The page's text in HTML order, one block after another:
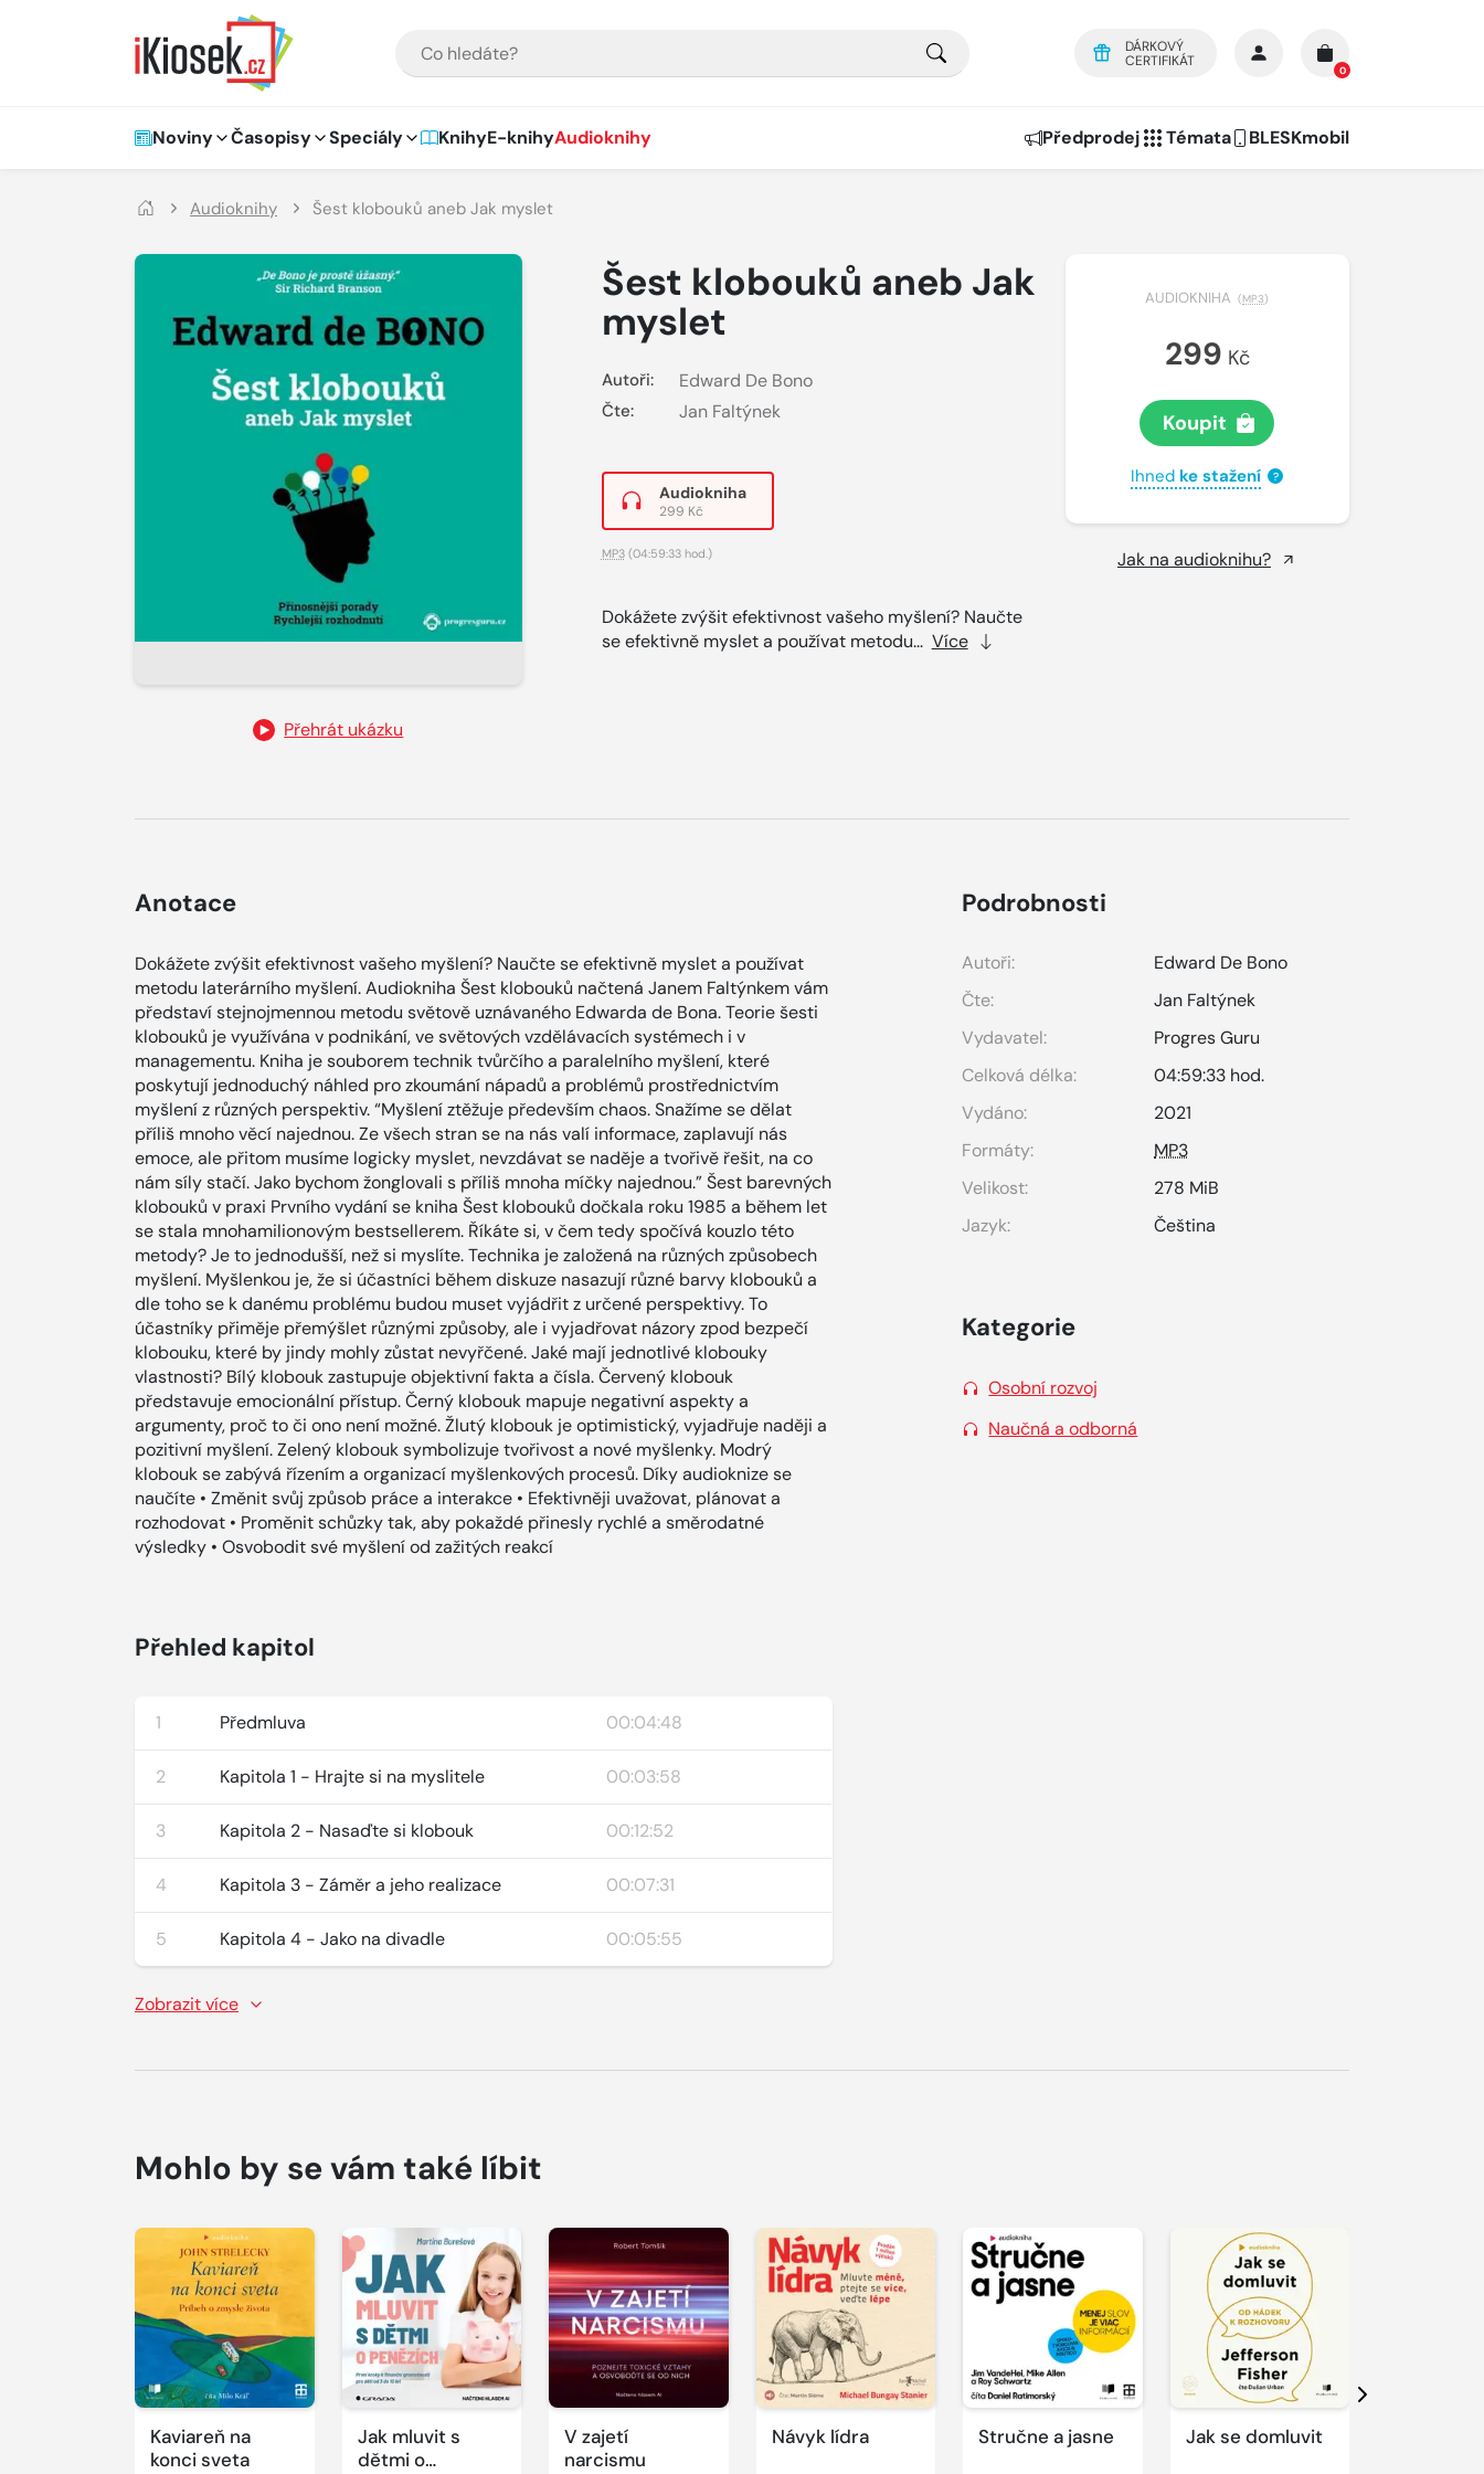
DÁRKOVÝ
CERTIFIKÁT
0
Hlavní navigace
Noviny Časopisy Speciály KnihyE-knihyAudioknihy Předprodej Témata BLESKmobil
Audioknihy Šest klobouků aneb Jak myslet
Přehrát ukázku
Šest klobouků aneb Jak
myslet
Autoři: Edward De Bono
Čte: Jan Faltýnek
Audiokniha
299 Kč
MP3(04:59:33 hod.)
Dokážete zvýšit efektivnost vašeho myšlení? Naučte
se efektivně myslet a používat metodu... Více
AUDIOKNIHA (MP3)
299 Kč
Koupit
Ihned ke stažení ?
Jak na audioknihu?
Anotace
Dokážete zvýšit efektivnost vašeho myšlení? Naučte se efektivně myslet a používat
metodu laterárního myšlení. Audiokniha Šest klobouků načtená Janem Faltýnkem vám
představí stejnojmennou metodu světově uznávaného Edwarda de Bona. Teorie šesti
klobouků je využívána v podnikání, ve světových vzdělávacích systémech i v
managementu. Kniha je souborem technik tvůrčího a paralelního myšlení, které
poskytují jednoduchý náhled pro zkoumání nápadů a problémů prostřednictvím
myšlení z různých perspektiv. “Myšlení ztěžuje především chaos. Snažíme se dělat
příliš mnoho věcí najednou. Ze všech stran se na nás valí informace, zaplavují nás
emoce, ale přitom musíme logicky myslet, nevzdávat se naděje a tvořivě řešit, na co
nám síly stačí. Jako bychom žonglovali s příliš mnoha míčky najednou.” Šest barevných
klobouků v praxi Prvního vydání se kniha Šest klobouků dočkala roku 1985 a během let
se stala mnohamilionovým bestsellerem. Říkáte si, v čem tedy spočívá kouzlo této
metody? Je to jednodušší, než si myslíte. Technika je založená na různých způsobech
myšlení. Myšlenkou je, že si účastníci během diskuze nasazují různé barvy klobouků a
dle toho se k danému problému budou muset vyjádřit z určené perspektivy. To
účastníky přiměje přemýšlet různými způsoby, ale i vyjadřovat názory zpod bezpečí
klobouku, které by jindy mohly zůstat nevyřčené. Jaké mají jednotlivé klobouky
vlastnosti? Bílý klobouk zastupuje objektivní fakta a čísla. Červený klobouk
představuje emocionální přístup. Černý klobouk mapuje negativní aspekty a
argumenty, proč to či ono není možné. Žlutý klobouk je optimistický, vyjadřuje naději a
pozitivní myšlení. Zelený klobouk symbolizuje tvořivost a nové myšlenky. Modrý
klobouk se zabývá řízením a organizací myšlenkových procesů. Díky audioknize se
naučíte • Změnit svůj způsob práce a interakce • Efektivněji uvažovat, plánovat a
rozhodovat • Proměnit schůzky tak, aby pokaždé přinesly rychlé a směrodatné
výsledky • Osvobodit své myšlení od zažitých reakcí
Přehled kapitol
1 Předmluva 00:04:48
2 Kapitola 1 - Hrajte si na myslitele 00:03:58
3 Kapitola 2 - Nasaďte si klobouk 00:12:52
4 Kapitola 3 - Záměr a jeho realizace 00:07:31
5 Kapitola 4 - Jako na divadle 00:05:55
Zobrazit více
Podrobnosti
Autoři:
Edward De Bono
Čte:
Jan Faltýnek
Vydavatel:
Progres Guru
Celková délka:
04:59:33 hod.
Vydáno:
2021
Formáty:
MP3
Velikost:
278 MiB
Jazyk:
Čeština
Kategorie
Osobní rozvoj
Naučná a odborná
Mohlo by se vám také líbit
Kaviareň na
konci sveta
Přehrát
ukázku
Jak mluvit s
dětmi o
Přehrát
ukázku
V zajetí
narcismu
Přehrát
ukázku
Návyk lídra
Přehrát
ukázku
Stručne a jasne
Přehrát
ukázku
Jak se domluvit
Přehrát
ukázku
Další